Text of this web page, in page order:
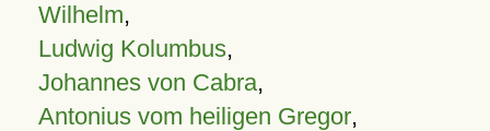
Wilhelm,
Ludwig Kolumbus,
Johannes von Cabra,
Antonius vom heiligen Gregor,